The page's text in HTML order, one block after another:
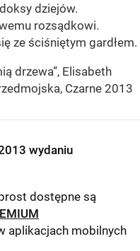
dziejów.
rozsądkowi.
ze ściśniętym gardłem.
drzewa”, Elisabeth
Czarne 2013
wydaniu
dostępne są
aplikacjach mobilnych